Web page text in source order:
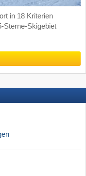
in 18 Kriterien
Sterne-Skigebiet